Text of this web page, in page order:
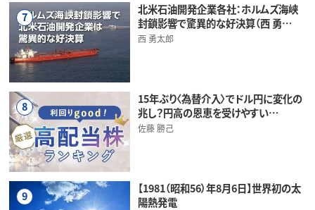
7
北米石油開発企業各社：ホルムズ海峡
封鎖影響で驚異的な好決算（西 勇…
西 勇太郎
8
15年ぶり〈為替介入〉でドル円に変化の
兆し？円高の恩恵を受けやすい…
佐藤 勝己
9
【1981（昭和56）年8月6日】世界初の太
陽熱発電